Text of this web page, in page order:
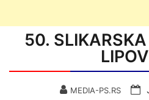
50.
MEDIA-PS.RS